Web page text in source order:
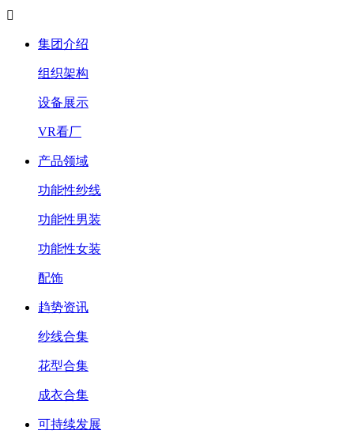

集团介绍
组织架构
设备展示
VR看厂
产品领域
功能性纱线
功能性男装
功能性女装
配饰
趋势资讯
纱线合集
花型合集
成衣合集
可持续发展